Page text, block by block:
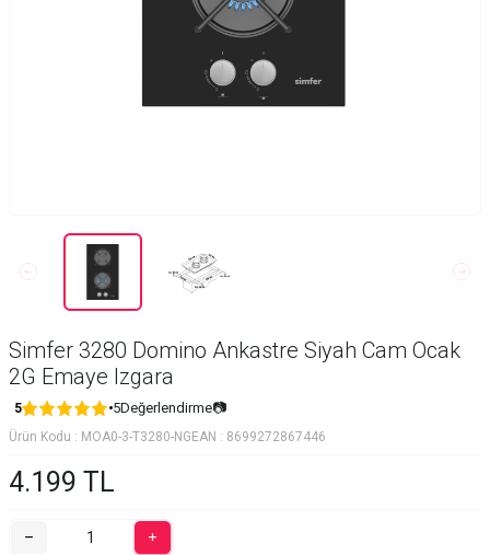
Simfer 3280 Domino Ankastre Siyah Cam Ocak
2G Emaye Izgara
5 5Değerlendirme📷
Ürün Kodu : MOA0-3-T3280-NG EAN : 8699272867446
4.199 TL